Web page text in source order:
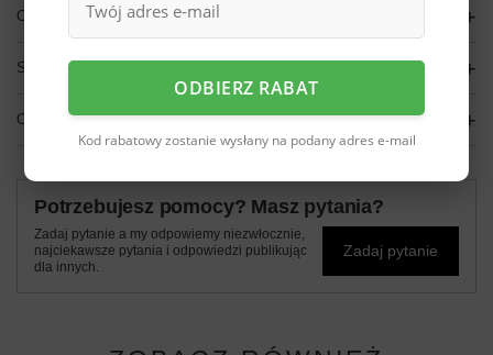
OPIS
SZCZEGÓŁOWE DANE
OPINIE (0)
Potrzebujesz pomocy? Masz pytania?
Zadaj pytanie a my odpowiemy niezwłocznie,
najciekawsze pytania i odpowiedzi publikując
dla innych.
Zadaj pytanie
ODBIERZ RABAT
Kod rabatowy zostanie wysłany na podany adres e-mail